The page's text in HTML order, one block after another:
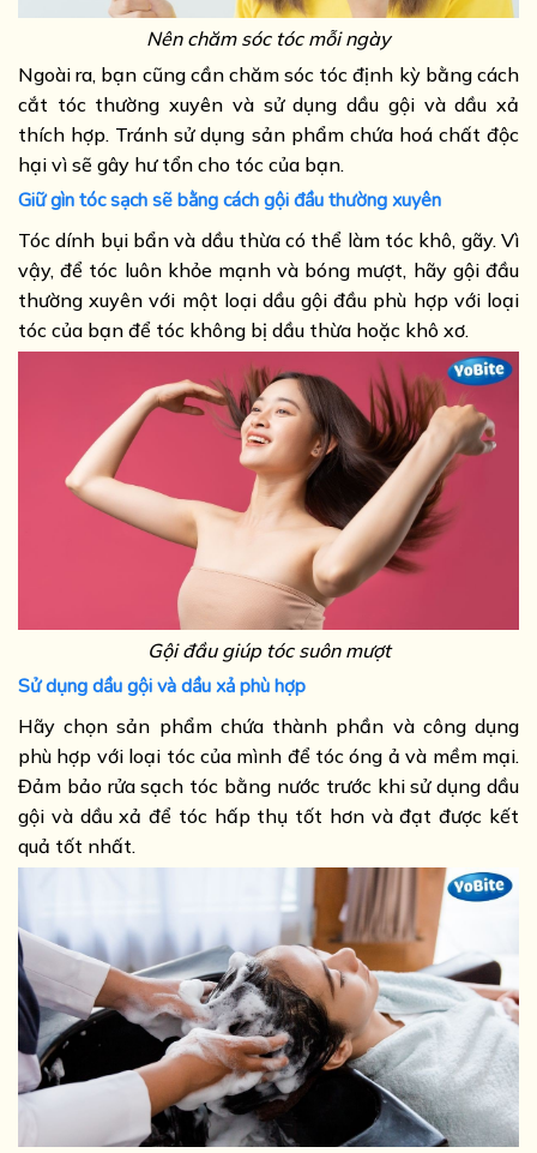
Nên chăm sóc tóc mỗi ngày
Ngoài ra, bạn cũng cần chăm sóc tóc định kỳ bằng cách
cắt tóc thường xuyên và sử dụng dầu gội và dầu xả
thích hợp. Tránh sử dụng sản phẩm chứa hoá chất độc
hại vì sẽ gây hư tổn cho tóc của bạn.
Giữ gìn tóc sạch sẽ bằng cách gội đầu thường xuyên
Tóc dính bụi bẩn và dầu thừa có thể làm tóc khô, gãy. Vì
vậy, để tóc luôn khỏe mạnh và bóng mượt, hãy gội đầu
thường xuyên với một loại dầu gội đầu phù hợp với loại
tóc của bạn để tóc không bị dầu thừa hoặc khô xơ.
Gội đầu giúp tóc suôn mượt
Sử dụng dầu gội và dầu xả phù hợp
Hãy chọn sản phẩm chứa thành phần và công dụng
phù hợp với loại tóc của mình để tóc óng ả và mềm mại.
Đảm bảo rửa sạch tóc bằng nước trước khi sử dụng dầu
gội và dầu xả để tóc hấp thụ tốt hơn và đạt được kết
quả tốt nhất.